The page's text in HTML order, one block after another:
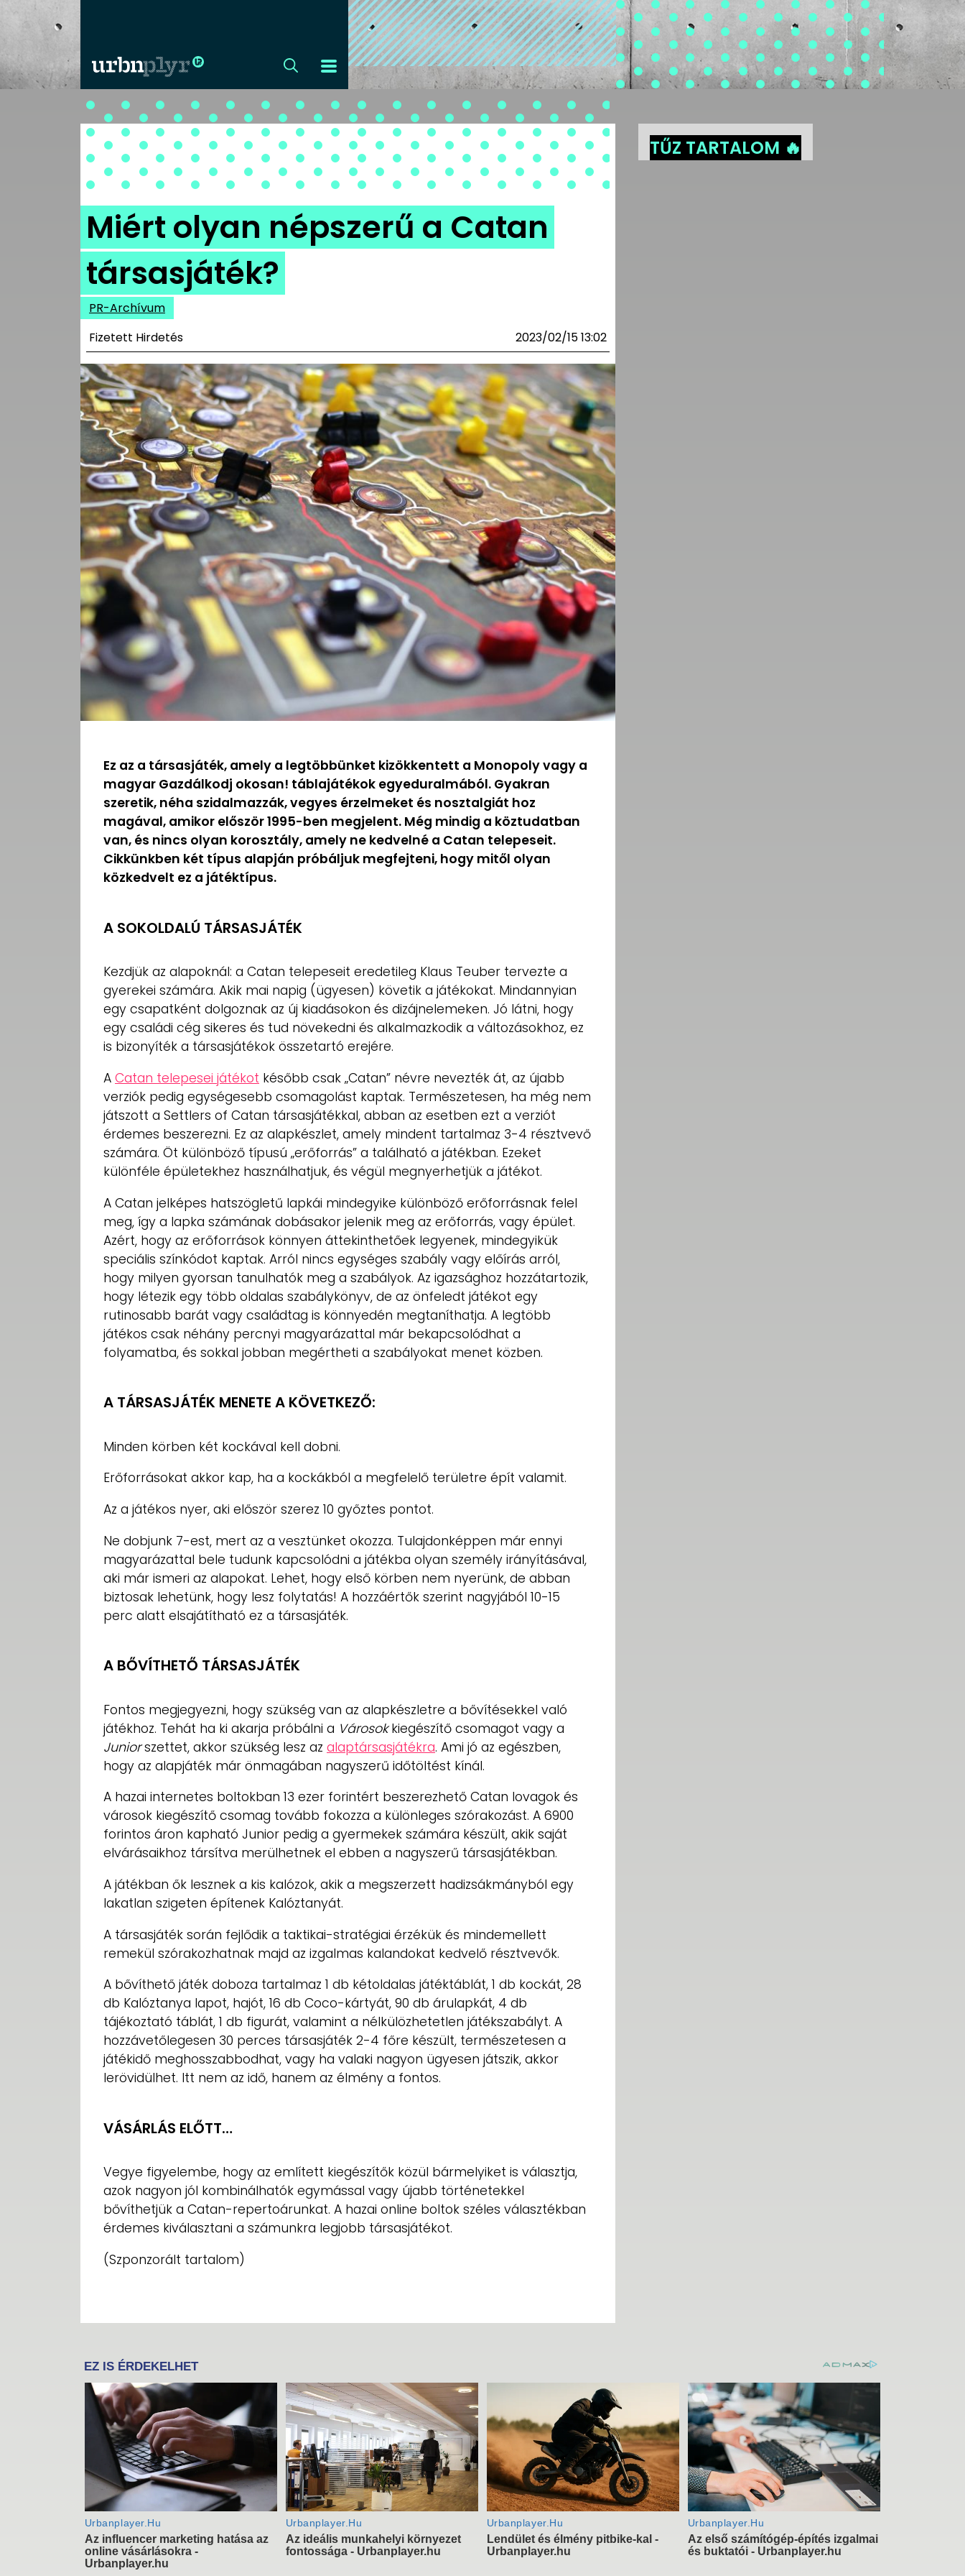
CÍMLAP
DIZÁJN
DIVAT
HIP
KULT
ZENE
MÉDIAAJÁNLAT
IMPRESSZUM
PR-ARCHÍVUM
ADATKEZELÉSI
TÁJÉKOZTATÓ
Miért olyan népszerű a Catan
társasjáték?
PR-Archívum
Fizetett Hirdetés
2023/02/15 13:02
Ez az a társasjáték, amely a legtöbbünket kizökkentett a Monopoly vagy a
magyar Gazdálkodj okosan! táblajátékok egyeduralmából. Gyakran
szeretik, néha szidalmazzák, vegyes érzelmeket és nosztalgiát hoz
magával, amikor először 1995-ben megjelent. Még mindig a köztudatban
van, és nincs olyan korosztály, amely ne kedvelné a Catan telepeseit.
Cikkünkben két típus alapján próbáljuk megfejteni, hogy mitől olyan
közkedvelt ez a játéktípus.
A SOKOLDALÚ TÁRSASJÁTÉK
Kezdjük az alapoknál: a Catan telepeseit eredetileg Klaus Teuber tervezte a
gyerekei számára. Akik mai napig (ügyesen) követik a játékokat. Mindannyian
egy csapatként dolgoznak az új kiadásokon és dizájnelemeken. Jó látni, hogy
egy családi cég sikeres és tud növekedni és alkalmazkodik a változásokhoz, ez
is bizonyíték a társasjátékok összetartó erejére.
A Catan telepesei játékot később csak „Catan” névre nevezték át, az újabb
verziók pedig egységesebb csomagolást kaptak. Természetesen, ha még nem
játszott a Settlers of Catan társasjátékkal, abban az esetben ezt a verziót
érdemes beszerezni. Ez az alapkészlet, amely mindent tartalmaz 3-4 résztvevő
számára. Öt különböző típusú „erőforrás” a található a játékban. Ezeket
különféle épületekhez használhatjuk, és végül megnyerhetjük a játékot.
A Catan jelképes hatszögletű lapkái mindegyike különböző erőforrásnak felel
meg, így a lapka számának dobásakor jelenik meg az erőforrás, vagy épület.
Azért, hogy az erőforrások könnyen áttekinthetőek legyenek, mindegyikük
speciális színkódot kaptak. Arról nincs egységes szabály vagy előírás arról,
hogy milyen gyorsan tanulhatók meg a szabályok. Az igazsághoz hozzátartozik,
hogy létezik egy több oldalas szabálykönyv, de az önfeledt játékot egy
rutinosabb barát vagy családtag is könnyedén megtaníthatja. A legtöbb
játékos csak néhány percnyi magyarázattal már bekapcsolódhat a
folyamatba, és sokkal jobban megértheti a szabályokat menet közben.
A TÁRSASJÁTÉK MENETE A KÖVETKEZŐ:
Minden körben két kockával kell dobni.
Erőforrásokat akkor kap, ha a kockákból a megfelelő területre épít valamit.
Az a játékos nyer, aki először szerez 10 győztes pontot.
Ne dobjunk 7-est, mert az a vesztünket okozza. Tulajdonképpen már ennyi
magyarázattal bele tudunk kapcsolódni a játékba olyan személy irányításával,
aki már ismeri az alapokat. Lehet, hogy első körben nem nyerünk, de abban
biztosak lehetünk, hogy lesz folytatás! A hozzáértők szerint nagyjából 10-15
perc alatt elsajátítható ez a társasjáték.
A BŐVÍTHETŐ TÁRSASJÁTÉK
Fontos megjegyezni, hogy szükség van az alapkészletre a bővítésekkel való
játékhoz. Tehát ha ki akarja próbálni a Városokkiegészítő csomagot vagy a
Juniorszettet, akkor szükség lesz az alaptársasjátékra. Ami jó az egészben,
hogy az alapjáték már önmagában nagyszerű időtöltést kínál.
A hazai internetes boltokban 13 ezer forintért beszerezhető Catan lovagok és
városok kiegészítő csomag tovább fokozza a különleges szórakozást. A 6900
forintos áron kapható Junior pedig a gyermekek számára készült, akik saját
elvárásaikhoz társítva merülhetnek el ebben a nagyszerű társasjátékban.
A játékban ők lesznek a kis kalózok, akik a megszerzett hadizsákmányból egy
lakatlan szigeten építenek Kalóztanyát.
A társasjáték során fejlődik a taktikai-stratégiai érzékük és mindemellett
remekül szórakozhatnak majd az izgalmas kalandokat kedvelő résztvevők.
A bővíthető játék doboza tartalmaz 1 db kétoldalas játéktáblát, 1 db kockát, 28
db Kalóztanya lapot, hajót, 16 db Coco-kártyát, 90 db árulapkát, 4 db
tájékoztató táblát, 1 db figurát, valamint a nélkülözhetetlen játékszabályt. A
hozzávetőlegesen 30 perces társasjáték 2-4 főre készült, természetesen a
játékidő meghosszabbodhat, vagy ha valaki nagyon ügyesen játszik, akkor
lerövidülhet. Itt nem az idő, hanem az élmény a fontos.
VÁSÁRLÁS ELŐTT…
Vegye figyelembe, hogy az említett kiegészítők közül bármelyiket is választja,
azok nagyon jól kombinálhatók egymással vagy újabb történetekkel
bővíthetjük a Catan-repertoárunkat. A hazai online boltok széles választékban
érdemes kiválasztani a számunkra legjobb társasjátékot.
(Szponzorált tartalom)
TŰZ TARTALOM 🔥